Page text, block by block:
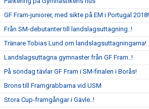
GF Fram-juniorer, med sikte på EM i Portugal 2018!
Från SM-debutanter till landslagsuttagning..!
Tränare Tobias Lund om landslagsuttagningarna!
Landslagsuttagna gymnaster från GF Fram..!
På söndag tävlar GF Fram i SM-finalen i Borås!
Brons till Framgrabbarna vid USM
Stora Cup-framgångar i Gävle..!